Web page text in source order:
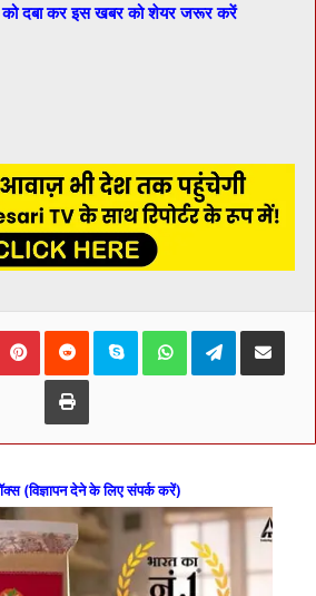
को दबा कर इस खबर को शेयर जरूर करें
PinterestReddit Skype WhatsAppTelegramShare via
Print
(विज्ञापन देने के लिए संपर्क करें)